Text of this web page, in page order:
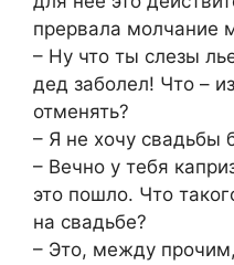
прервала молчание
– Ну что ты слезы
дед заболел! Что –
отменять?
– Я не хочу свадьбы
– Вечно у тебя
это пошло. Что
на свадьбе?
– Это, между